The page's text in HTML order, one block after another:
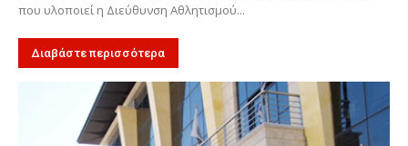
που υλοποιεί η Διεύθυνση Αθλητισμού...
Διαβάστε περισσότερα